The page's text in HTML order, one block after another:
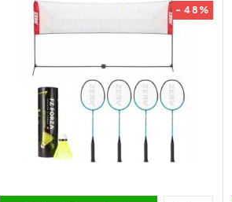
- 48%